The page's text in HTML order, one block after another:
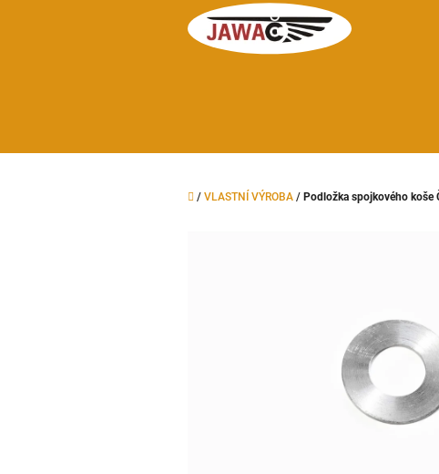
Domů
/ VLASTNÍ VÝROBA / Podložka spojkového koše